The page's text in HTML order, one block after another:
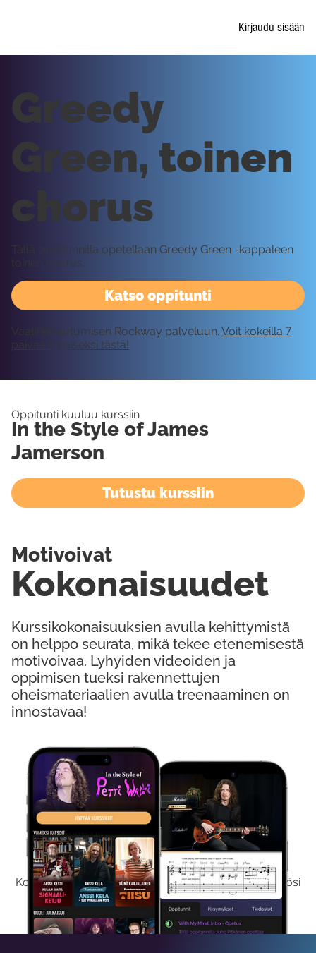
Kirjaudu sisään
Kokeile Ilmaiseksi
Kokeilemalla ilmaiseksi saat koko sisältömme käyttöösi
viikon ajaksi.
Katso oppitunti
Greedy
Green, toinen
chorus
Tällä oppitunnilla opetellaan Greedy Green -kappaleen
toinen chorus.
Vaatii kirjautumisen Rockway palveluun. Voit kokeilla 7
päivää ilmaiseksi tästä!
Oppitunti kuuluu kurssiin
In the Style of James
Jamerson
Tutustu kurssiin
Kurssikokonaisuuksien avulla kehittymistä
on helppo seurata, mikä tekee etenemisestä
motivoivaa. Lyhyiden videoiden ja
oppimisen tueksi rakennettujen
oheismateriaalien avulla treenaaminen on
innostavaa!
Kokonaisuudet
Motivoivat